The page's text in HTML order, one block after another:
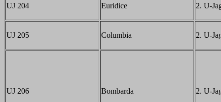
UJ 204 Euridice 2. U-
UJ 205 Columbia 2. U-
UJ 206 Bombarda 2. U-